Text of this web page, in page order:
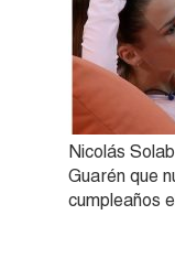
Nicolás
Guarén que
cumpleaños